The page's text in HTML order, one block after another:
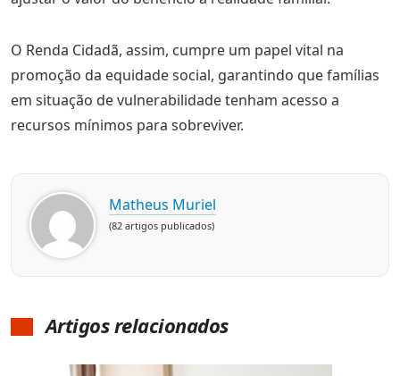
O Renda Cidadã, assim, cumpre um papel vital na
promoção da equidade social, garantindo que famílias
em situação de vulnerabilidade tenham acesso a
recursos mínimos para sobreviver.
Matheus Muriel
(82 artigos publicados)
Artigos relacionados